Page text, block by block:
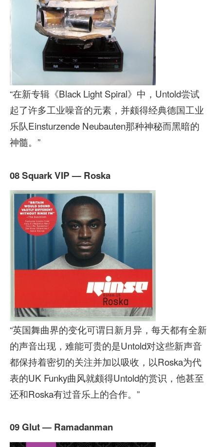
“在新专辑《Black Light Spiral》中，Untold尝试
起了许多工业噪音的元素，并颇得经典德国工业
乐队Einsturzende Neubauten那种神秘而黑暗的
神髓。”
08 Squark VIP — Roska
“英国舞曲界的变化可谓日新月异，每天都有全新
的声音出现，难能可贵的是Untold对这些新声音
都保持着密切的关注并加以吸收，以Roska为代
表的UK Funky曲风就颇得Untold的赏识，他甚至
还和Roska有过音乐上的合作。”
09 Glut — Ramadanman